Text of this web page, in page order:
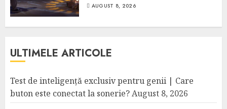
AUGUST 8, 2026
ULTIMELE ARTICOLE
Test de inteligență exclusiv pentru genii | Care
buton este conectat la sonerie?August 8, 2026